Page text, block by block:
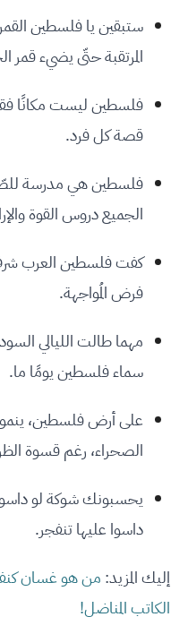
ستبقين يا فلسطين
المرتقبة حتّى يضيء قمر
فلسطين ليست مكانًا
قصة كل فرد.
فلسطين هي مدرسة
الجميع دروس القوة
كفت فلسطين العرب
فرض المُواجهة.
مهما طالت الليالي
سماء فلسطين يومًا ما.
على أرض فلسطين،
الصحراء، رغم قسوة
يحسبونك شوكة لو
داسوا عليها تنفجر.
إليك المزيد: من هو غسان
الكاتب المناضل!